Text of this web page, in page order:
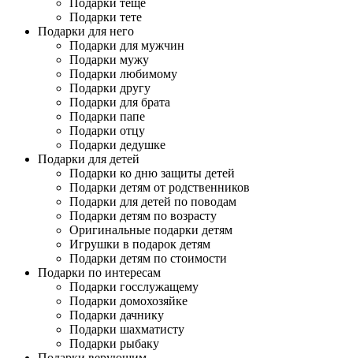
Подарки теще
Подарки тете
Подарки для него
Подарки для мужчин
Подарки мужу
Подарки любимому
Подарки другу
Подарки для брата
Подарки папе
Подарки отцу
Подарки дедушке
Подарки для детей
Подарки ко дню защиты детей
Подарки детям от родственников
Подарки для детей по поводам
Подарки детям по возрасту
Оригинальные подарки детям
Игрушки в подарок детям
Подарки детям по стоимости
Подарки по интересам
Подарки госслужащему
Подарки домохозяйке
Подарки дачнику
Подарки шахматисту
Подарки рыбаку